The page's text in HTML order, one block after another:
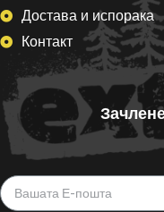
Достава и испорака
Контакт